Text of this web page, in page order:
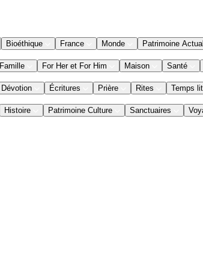
Bioéthique France Monde Patrimoine
Famille For Her et For Him Maison Santé
Dévotion Écritures Prière Rites Temps
Histoire Patrimoine Culture Sanctuaires